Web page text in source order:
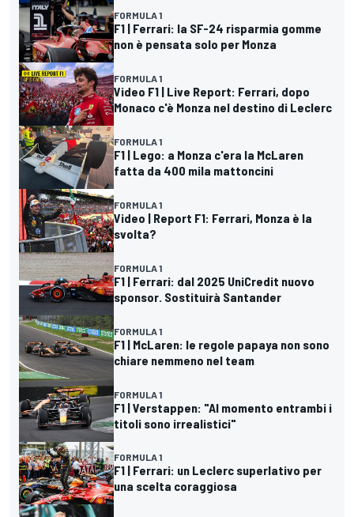
FORMULA 1
F1 | Ferrari: la SF-24 risparmia gomme
non è pensata solo per Monza
FORMULA 1
Video F1 | Live Report: Ferrari, dopo
Monaco c'è Monza nel destino di Leclerc
FORMULA 1
F1 | Lego: a Monza c'era la McLaren
fatta da 400 mila mattoncini
FORMULA 1
Video | Report F1: Ferrari, Monza è la
svolta?
FORMULA 1
F1 | Ferrari: dal 2025 UniCredit nuovo
sponsor. Sostituirà Santander
FORMULA 1
F1 | McLaren: le regole papaya non sono
chiare nemmeno nel team
FORMULA 1
F1 | Verstappen: "Al momento entrambi i
titoli sono irrealistici"
FORMULA 1
F1 | Ferrari: un Leclerc superlativo per
una scelta coraggiosa